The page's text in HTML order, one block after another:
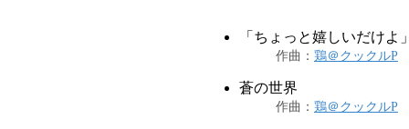
「ちょっと嬉しいだけよ」
作曲 ： 鶏＠クックルP
蒼の世界
作曲 ： 鶏＠クックルP